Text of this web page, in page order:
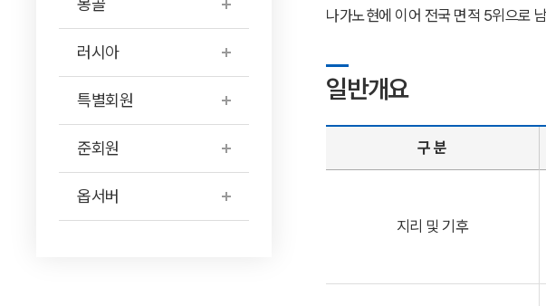
몽골
러시아
특별회원
준회원
옵서버
나가노현에 이어 전국 면적 5위으로
일반개요
구 분
지리 및 기후